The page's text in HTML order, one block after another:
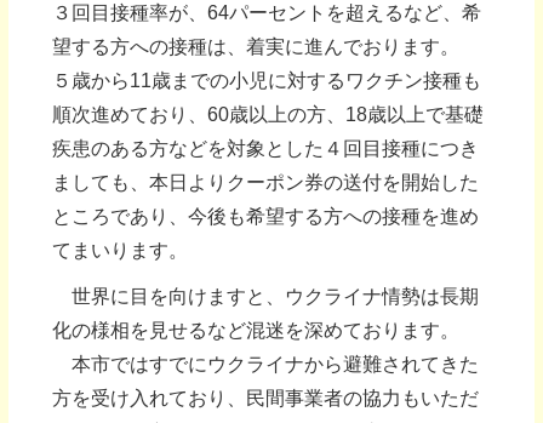
３回目接種率が、64パーセントを超えるなど、希
望する方への接種は、着実に進んでおります。
５歳から11歳までの小児に対するワクチン接種も
順次進めており、60歳以上の方、18歳以上で基礎
疾患のある方などを対象とした４回目接種につき
ましても、本日よりクーポン券の送付を開始した
ところであり、今後も希望する方への接種を進め
てまいります。
世界に目を向けますと、ウクライナ情勢は長期
化の様相を見せるなど混迷を深めております。
本市ではすでにウクライナから避難されてきた
方を受け入れており、民間事業者の協力もいただ